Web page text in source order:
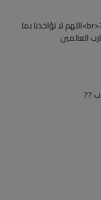
دا أزمة منتصف القرف والله منهم لله ?<br>اللهم لا تؤاخذنا بما
العالمين
??